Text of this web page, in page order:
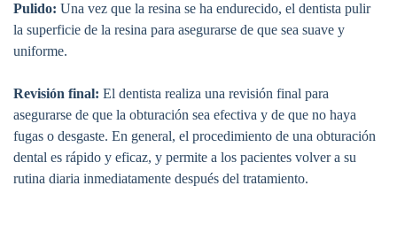
Pulido: Una vez que la resina se ha endurecido, el dentista pulir
la superficie de la resina para asegurarse de que sea suave y
uniforme.
Revisión final: El dentista realiza una revisión final para
asegurarse de que la obturación sea efectiva y de que no haya
fugas o desgaste. En general, el procedimiento de una obturación
dental es rápido y eficaz, y permite a los pacientes volver a su
rutina diaria inmediatamente después del tratamiento.